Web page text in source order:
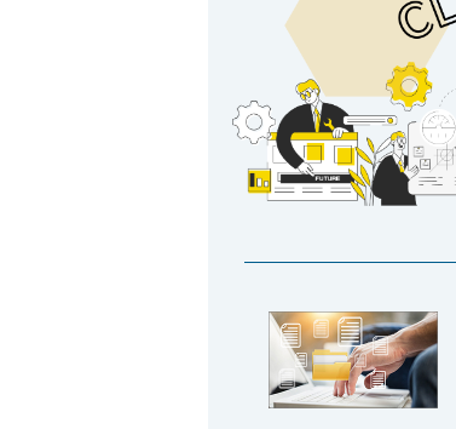
バルブと継手のきほん